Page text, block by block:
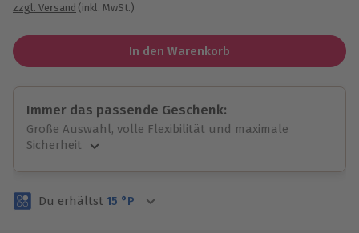
zzgl. Versand (inkl. MwSt.)
In den Warenkorb
Immer das passende Geschenk:
Große Auswahl, volle Flexibilität und maximale
Sicherheit
Volle Flexibilität
Du erhältst 15 °P